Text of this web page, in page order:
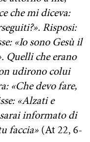
che mi diceva:
Risposi:
«Io sono Gesù il
Quelli che erano
udirono colui
«Che devo fare,
«Alzati e
informato di
faccia» (At 22, 6-